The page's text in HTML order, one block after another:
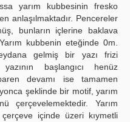
yarım kubbesinin fresko
anlaşılmaktadır. Pencereler
bunların içlerine baklava
kubbenin eteğinde 0m.
gelmiş bir yazı frizi
başlangıcı henüz
devamı ise tamamen
şeklinde bir motif, yarım
çerçevelemektedir. Yarım
içinde üzeri kıymetli